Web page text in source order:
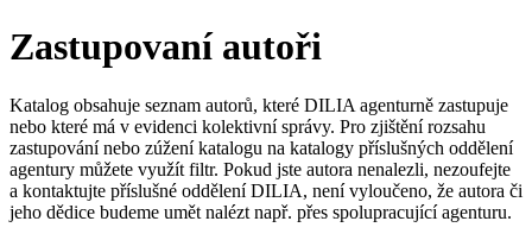
Zastupovaní autoři
Katalog obsahuje seznam autorů, které DILIA agenturně zastupuje
nebo které má v evidenci kolektivní správy. Pro zjištění rozsahu
zastupování nebo zúžení katalogu na katalogy příslušných oddělení
agentury můžete využít filtr. Pokud jste autora nenalezli, nezoufejte
a kontaktujte příslušné oddělení DILIA, není vyloučeno, že autora či
jeho dědice budeme umět nalézt např. přes spolupracující agenturu.